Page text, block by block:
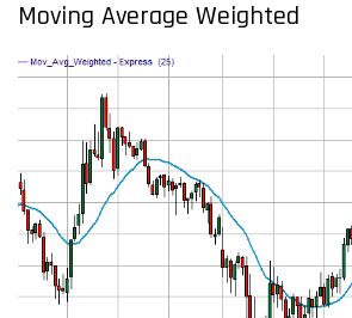
Moving Average Weighted